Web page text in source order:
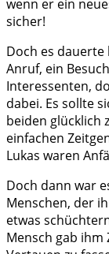
wenn er ein
sicher!
Doch es
Anruf, ein
Interessenten,
dabei. Es sollte
beiden glücklich
einfachen
Lukas waren
Doch dann war
Menschen, der
etwas
Mensch gab